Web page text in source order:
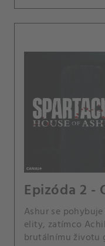
Epizóda 2 -
Ashur se
elity, zatímco
brutálnímu životu